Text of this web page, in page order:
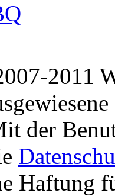
2011
der
Haftung